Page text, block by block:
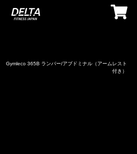
Gymleco 365B ランバー/アブドミナル（アームレスト
付き）